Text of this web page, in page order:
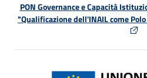
PON Governance e Capacità
"Qualificazione dell'INAIL come